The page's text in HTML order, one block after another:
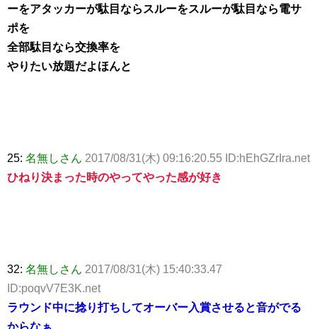
ーをアタッカーが駄目ならスルーをスルーが駄目なら電サ
ポを
全部駄目なら交換率を
やりたい放題だよほんと
25: 名無しさん 2017/08/31(木) 09:16:20.55 ID:hEhGZrIra.net
ひねり決まった時のやってやった感が好き
32: 名無しさん 2017/08/31(木) 15:40:33.47
ID:poqvV7E3K.net
ラウンド中に捻り打ちしてオーバー入賞させると音がでる